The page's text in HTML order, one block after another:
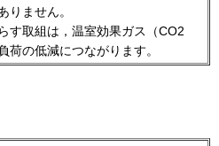
りません。
す取組は，温室効果ガス（CO2
荷の低減につながります。